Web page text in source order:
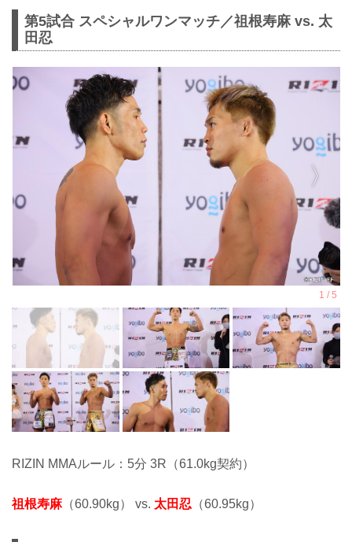
第5試合 スペシャルワンマッチ／祖根寿麻 vs. 太
田忍
RIZIN MMAルール：5分 3R（61.0kg契約）
祖根寿麻（60.90kg） vs. 太田忍 （60.95kg）